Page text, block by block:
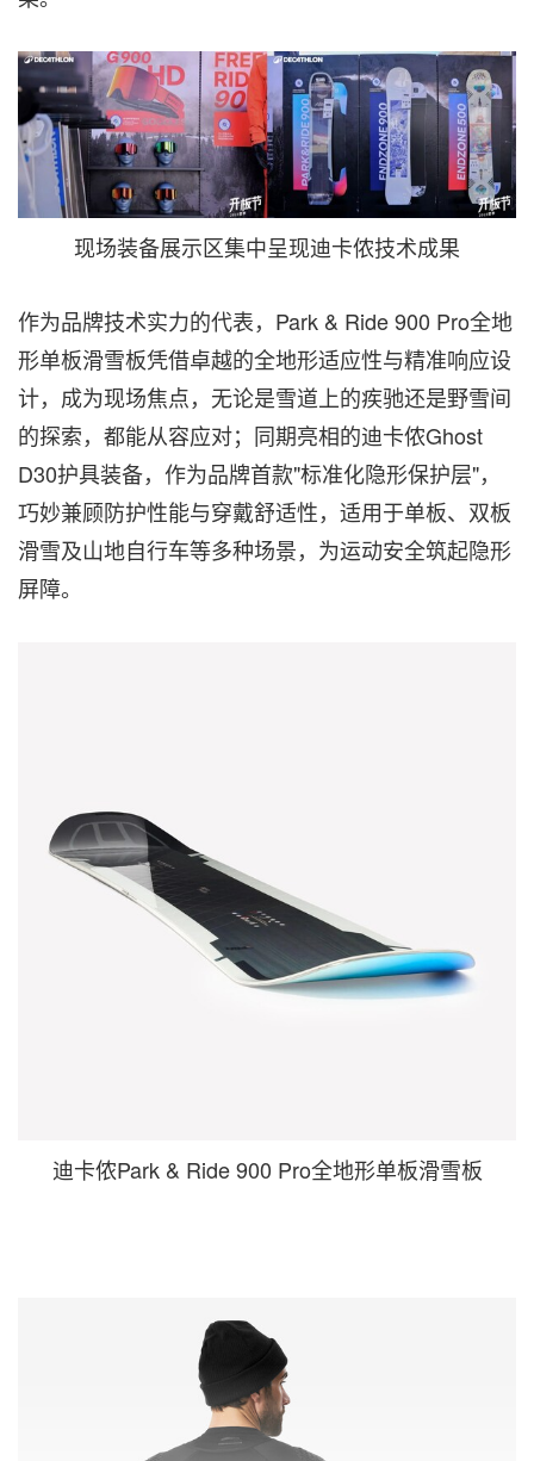
现场装备展示区集中呈现迪卡侬技术成果
作为品牌技术实力的代表，Park & Ride 900 Pro全地
形单板滑雪板凭借卓越的全地形适应性与精准响应设
计，成为现场焦点，无论是雪道上的疾驰还是野雪间
的探索，都能从容应对；同期亮相的迪卡侬Ghost
D30护具装备，作为品牌首款"标准化隐形保护层"，
巧妙兼顾防护性能与穿戴舒适性，适用于单板、双板
滑雪及山地自行车等多种场景，为运动安全筑起隐形
屏障。
迪卡侬Park & Ride 900 Pro全地形单板滑雪板